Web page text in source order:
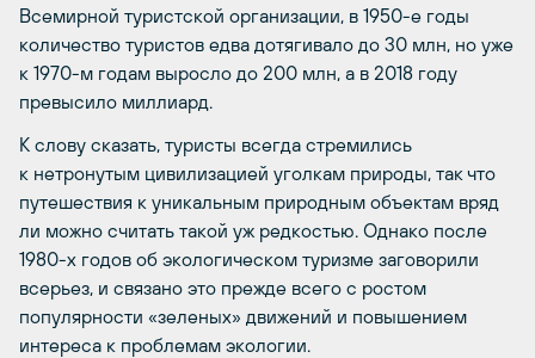
Всемирной туристской организации, в 1950-е годы
количество туристов едва дотягивало до 30 млн, но уже
к 1970-м годам выросло до 200 млн, а в 2018 году
превысило миллиард.
К слову сказать, туристы всегда стремились
к нетронутым цивилизацией уголкам природы, так что
путешествия к уникальным природным объектам вряд
ли можно считать такой уж редкостью. Однако после
1980-х годов об экологическом туризме заговорили
всерьез, и связано это прежде всего с ростом
популярности «зеленых» движений и повышением
интереса к проблемам экологии.